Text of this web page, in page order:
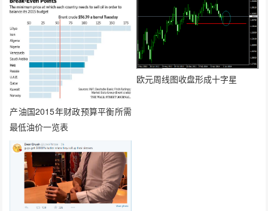
产油国2015年财政预算平衡所需
最低油价一览表
欧元周线图收盘形成十字星